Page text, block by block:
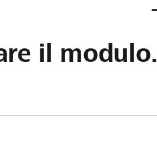
il modulo.